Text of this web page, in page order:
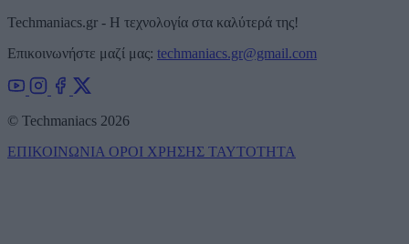
Techmaniacs.gr - Η τεχνολογία στα καλύτερά της!
Επικοινωνήστε μαζί μας: techmaniacs.gr@gmail.com
© Techmaniacs 2026
ΕΠΙΚΟΙΝΩΝΙΑ ΟΡΟΙ ΧΡΗΣΗΣ ΤΑΥΤΟΤΗΤΑ